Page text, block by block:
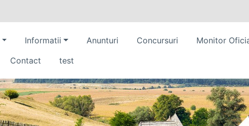
Informatii Anunturi Concursuri
Monitor
Contact test